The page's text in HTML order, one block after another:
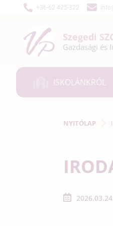
+36-62 425-322
Szegedi
Gazdasági és
ISKOLÁNKRÓL
NYITÓLAP